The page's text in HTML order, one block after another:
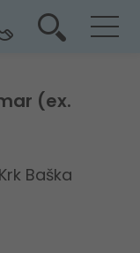
(ex.
Baška